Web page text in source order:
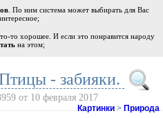
. По ним система может выбирать для Вас
то хорошее. И если это понравится народу
на этом;
- забияки.
от 10 февраля 2017
Картинки > Природа